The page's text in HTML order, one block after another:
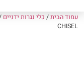
עמוד הבית/ כלי נגרות ידניים
CHISEL